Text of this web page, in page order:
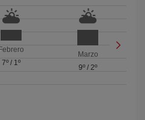
7º/ 1º
Marzo
9º /2º